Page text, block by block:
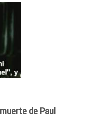
de Paul